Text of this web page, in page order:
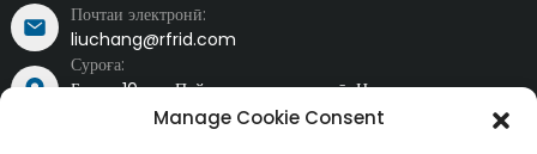
Почтаи электронӣ:
liuchang@rfrid.com
Суроға:
Бинои 10-ум, Пойгоҳи инноватсионӣ, Ноҳияи
инноватсионии илмӣ, шаҳри Мяньян, Сичуан, Чин 621000
Manage Cookie Consent